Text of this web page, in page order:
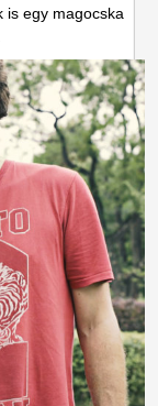
is egy magocska